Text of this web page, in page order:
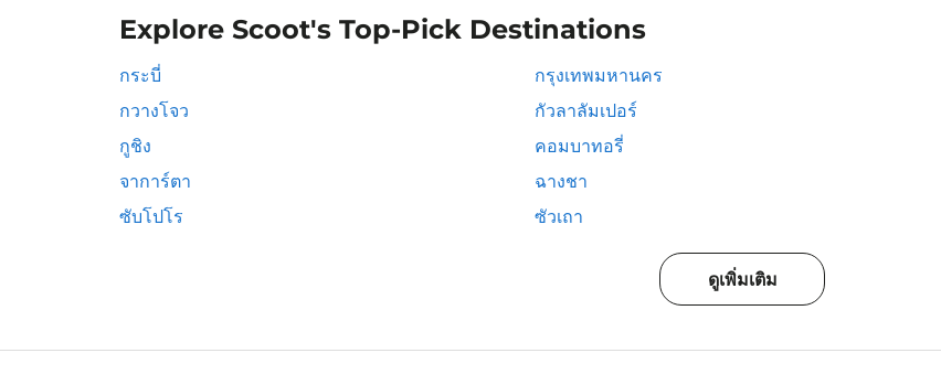
Explore Scoot's Top-Pick Destinations
กระบี่ กรุงเทพมหานคร
กวางโจว
กัวลาลัมเปอร์
กูชิง
คอมบาทอรี่
จาการ์ตา
ฉางชา
ซับโปโร
ซัวเถา
ดูเพิ่มเติม